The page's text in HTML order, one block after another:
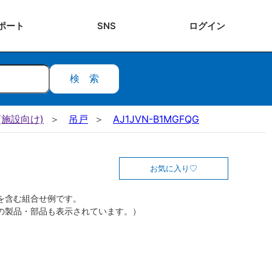
ート SNS ログイン
検索
設向け) 吊戸 AJ1JVN-B1MGFQG
お気に入り
む組合せ例です。
製品・部品も表示されています。）